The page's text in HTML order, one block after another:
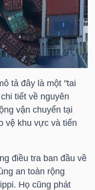
tả đây là một "tai
tiết về nguyên
vận chuyển tại
vệ khu vực và tiến
điều tra ban đầu về
an toàn rộng
Họ cũng phát